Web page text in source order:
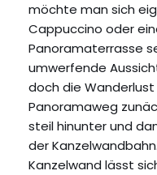
möchte man sich
Cappuccino oder
Panoramaterrasse
umwerfende
doch die
Panoramaweg
steil hinunter und
der
Kanzelwand lässt